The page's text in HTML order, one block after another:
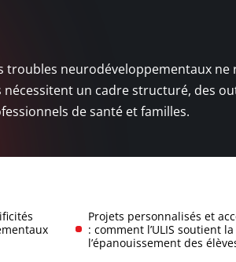
troubles neurodéveloppementaux ne
un cadre structuré, des
de santé et familles.
Projets personnalisés et
: comment l’ULIS soutient
l’épanouissement des